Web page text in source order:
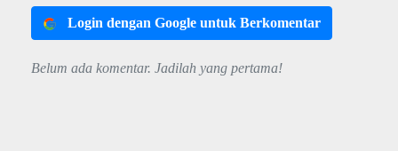
Login dengan Google untuk Berkomentar
Belum ada komentar. Jadilah yang pertama!